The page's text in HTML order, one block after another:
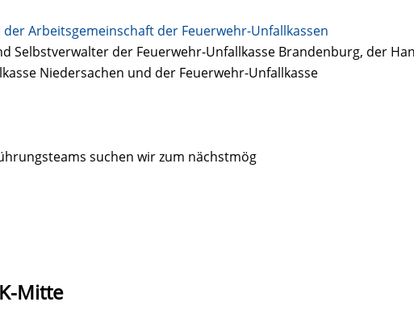
Arbeitsgemeinschaft der Feuerwehr-Unfallkassen
Selbstverwalter der Feuerwehr-Unfallkasse Brandenburg, der
Niedersachen und der Feuerwehr-Unfallkasse
suchen wir zum nächstmög
Mitte